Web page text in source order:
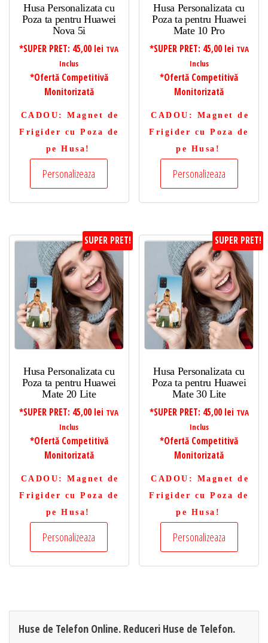
Husa Personalizata cu
Poza ta pentru Huawei
Nova 5i
*SUPER PRET: 45,00 lei TVA
Inclus
*Ofertă Competitivă
Monitorizată
CADOU : Magnet de
Frigider cu Poza de
pe Husa!
Personalizeaza
Husa Personalizata cu
Poza ta pentru Huawei
Mate 10 Pro
*SUPER PRET: 45,00 lei TVA
Inclus
*Ofertă Competitivă
Monitorizată
CADOU : Magnet de
Frigider cu Poza de
pe Husa!
Personalizeaza
SUPER PRET!
Husa Personalizata cu
Poza ta pentru Huawei
Mate 20 Lite
*SUPER PRET: 45,00 lei TVA
Inclus
*Ofertă Competitivă
Monitorizată
CADOU : Magnet de
Frigider cu Poza de
pe Husa!
Personalizeaza
SUPER PRET!
Husa Personalizata cu
Poza ta pentru Huawei
Mate 30 Lite
*SUPER PRET: 45,00 lei TVA
Inclus
*Ofertă Competitivă
Monitorizată
CADOU : Magnet de
Frigider cu Poza de
pe Husa!
Personalizeaza
Huse de Telefon Online. Reduceri Huse de Telefon.